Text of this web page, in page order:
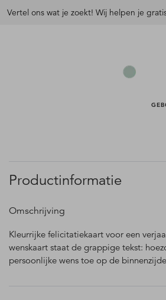
Vertel ons wat je zoekt! Wij helpen je
Productinformatie
Omschrijving
Kleurrijke felicitatiekaart voor een
wenskaart staat de grappige tekst:
persoonlijke wens toe op de